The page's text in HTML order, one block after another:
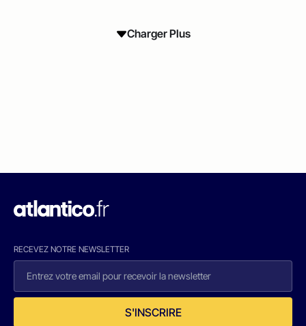
Charger Plus
RECEVEZ NOTRE NEWSLETTER
S'INSCRIRE